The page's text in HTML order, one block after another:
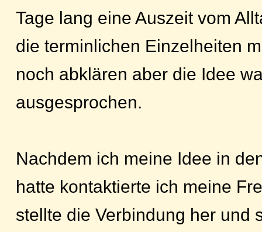
Tage lang eine Auszeit vom
die terminlichen Einzelheiten
noch abklären aber die Idee
ausgesprochen.
Nachdem ich meine Idee in
hatte kontaktierte ich meine
stellte die Verbindung her und